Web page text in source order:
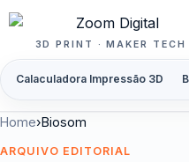
Pular para o conteúdo
3D PRINT · MAKER TECH
Calaculadora Impressão 3D
Home›Biosom
ARQUIVO EDITORIAL